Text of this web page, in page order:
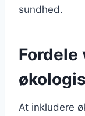
sundhed.
At inkludere